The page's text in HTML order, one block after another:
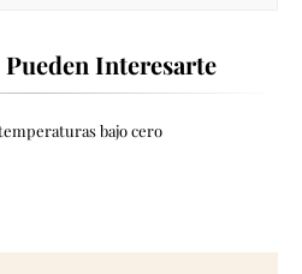
Interesarte
bajo cero